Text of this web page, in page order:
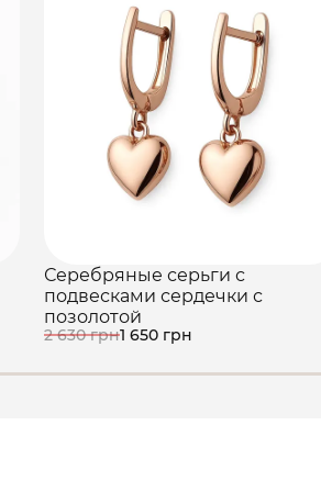
Серебряные серьги с
подвесками сердечки с
позолотой
2 630 грн1 650 грн